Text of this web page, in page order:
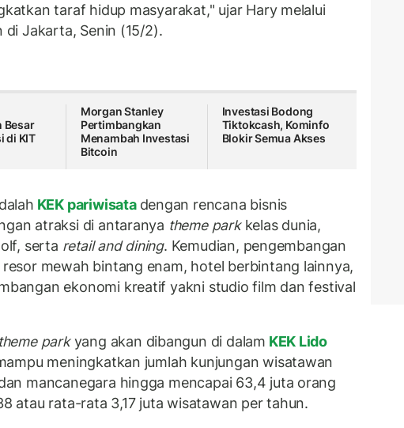
taraf hidup masyarakat," ujar Hary melalui
di Jakarta, Senin (15/2).
Besar
di KIT
Morgan Stanley
Pertimbangkan
Menambah Investasi
Bitcoin
Investasi Bodong
Tiktokcash, Kominfo
Blokir Semua Akses
KEK pariwisata dengan rencana bisnis
atraksi di antaranya theme parkkelas dunia,
serta retail and dining. Kemudian, pengembangan
mewah bintang enam, hotel berbintang lainnya,
ekonomi kreatif yakni studio film dan festival
theme parkyang akan dibangun di dalam KEK Lido
meningkatkan jumlah kunjungan wisatawan
mancanegara hingga mencapai 63,4 juta orang
atau rata-rata 3,17 juta wisatawan per tahun.